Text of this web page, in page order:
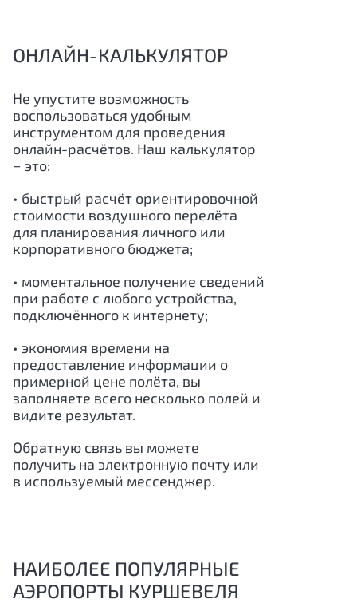
ОНЛАЙН-КАЛЬКУЛЯТОР
Не упустите возможность
воспользоваться удобным
инструментом для проведения
онлайн-расчётов. Наш калькулятор
− это:
• быстрый расчёт ориентировочной
стоимости воздушного перелёта
для планирования личного или
корпоративного бюджета;
• моментальное получение сведений
при работе с любого устройства,
подключённого к интернету;
• экономия времени на
предоставление информации о
примерной цене полёта, вы
заполняете всего несколько полей и
видите результат.
Обратную связь вы можете
получить на электронную почту или
в используемый мессенджер.
НАИБОЛЕЕ ПОПУЛЯРНЫЕ
АЭРОПОРТЫ КУРШЕВЕЛЯ